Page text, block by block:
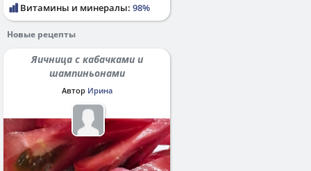
Витамины и минералы: 98%
Новые рецепты
Яичница с кабачками и
шампиньонами
Автор Ирина